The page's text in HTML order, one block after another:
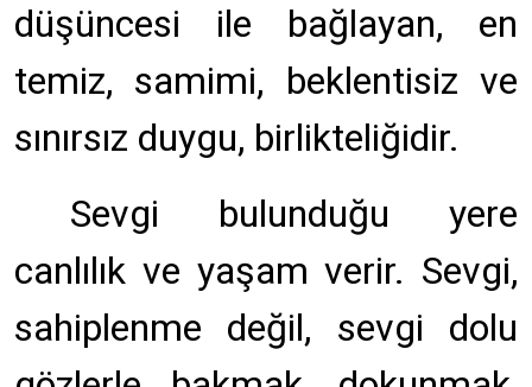
düşüncesi ile bağlayan, en
temiz, samimi, beklentisiz ve
sınırsız duygu, birlikteliğidir.
Sevgi bulunduğu yere
canlılık ve yaşam verir. Sevgi,
sahiplenme değil, sevgi dolu